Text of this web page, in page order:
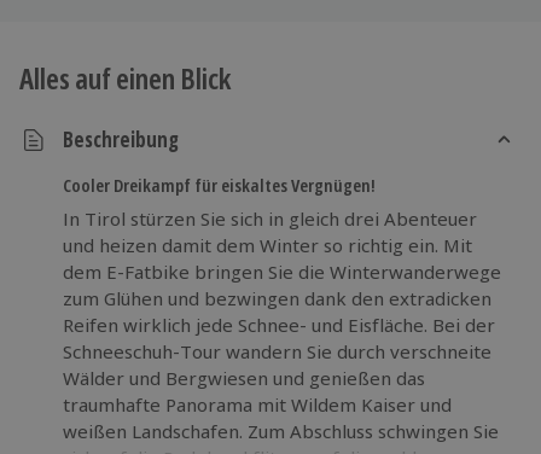
Alles auf einen Blick
Beschreibung
Cooler Dreikampf für eiskaltes Vergnügen!
In Tirol stürzen Sie sich in gleich drei Abenteuer
und heizen damit dem Winter so richtig ein. Mit
dem E-Fatbike bringen Sie die Winterwanderwege
zum Glühen und bezwingen dank den extradicken
Reifen wirklich jede Schnee- und Eisfläche. Bei der
Schneeschuh-Tour wandern Sie durch verschneite
Wälder und Bergwiesen und genießen das
traumhafte Panorama mit Wildem Kaiser und
weißen Landschafen. Zum Abschluss schwingen Sie